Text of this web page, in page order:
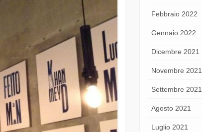
Febbraio 2022
Gennaio 2022
Dicembre 2021
Novembre 2021
Settembre 2021
Agosto 2021
Luglio 2021